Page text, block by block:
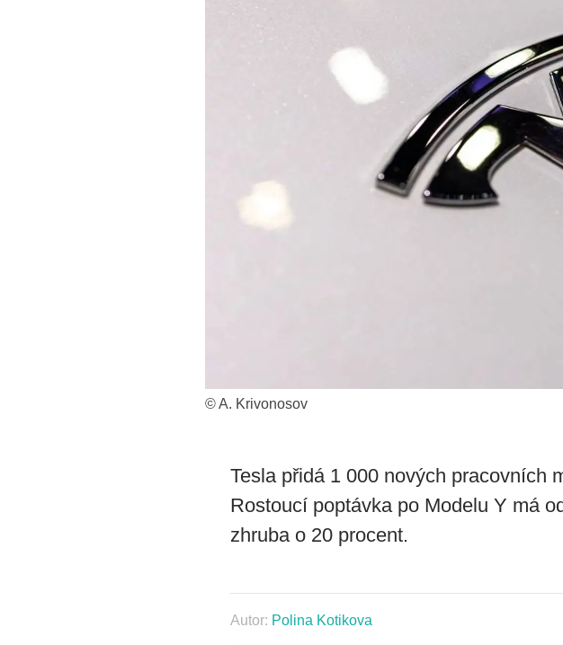
© A. Krivonosov
Tesla přidá 1 000 nových pracovních
Rostoucí poptávka po Modelu Y má
zhruba o 20 procent.
Autor: Polina Kotikova